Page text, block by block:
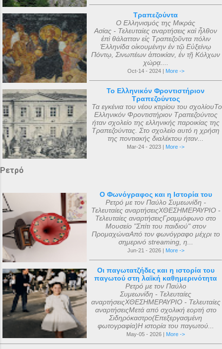
Τραπεζούντα
Ο Ελληνισμός της Μικράς
Ασίας - Τελευταίες αναρτήσεις καὶ ἦλθον
ἐπὶ θάλατταν εἰς Τραπεζοῦντα πόλιν
Ἑλληνίδα οἰκουμένην ἐν τῷ Εὐξείνῳ
Πόντῳ, Σινωπέων ἀποικίαν, ἐν τῇ Κόλχων
χώρᾳ....
Oct-14 - 2024 | More ->
Το Ελληνικόν Φροντιστήριον
Τραπεζούντος
Τα εγκένια του νέου κτιρίου του σχολίουΤο
Ελληνικόν Φροντιστήριον Τραπεζούντος
ήταν σχολείο της ελληνικής παροικίας της
Τραπεζούντας. Στο σχολείο αυτό η χρήση
της ποντιακής διαλέκτου ήταν...
Mar-24 - 2023 | More ->
Ρετρό
Ο Φωνόγραφος και η Ιστορία του
Ρετρό με τον Παύλο Συμεωνίδη -
Τελευταίες αναρτήσειςΧΘΕΣΗΜΕΡΑΥΡΙΟ -
Τελευταίες αναρτήσειςΓραμμόφωνο στο
Μουσείο "Σπίτι του παιδιού" στον
ΠρομαχώναΑπό τον φωνόγραφο μέχρι το
σημερινό streaming, η...
Jun-21 - 2026 | More ->
Οι παγωτατζήδες και η ιστορία του
παγωτού στη λαϊκή καθημερινότητα
Ρετρό με τον Παύλο
Συμεωνίδη - Τελευταίες
αναρτήσειςΧΘΕΣΗΜΕΡΑΥΡΙΟ - Τελευταίες
αναρτήσειςΜετά από σχολική εορτή στο
Σιδηρόκαστρο(Επεξεργασμένη
φωτογραφία)Η ιστορία του παγωτού...
May-05 - 2026 | More ->